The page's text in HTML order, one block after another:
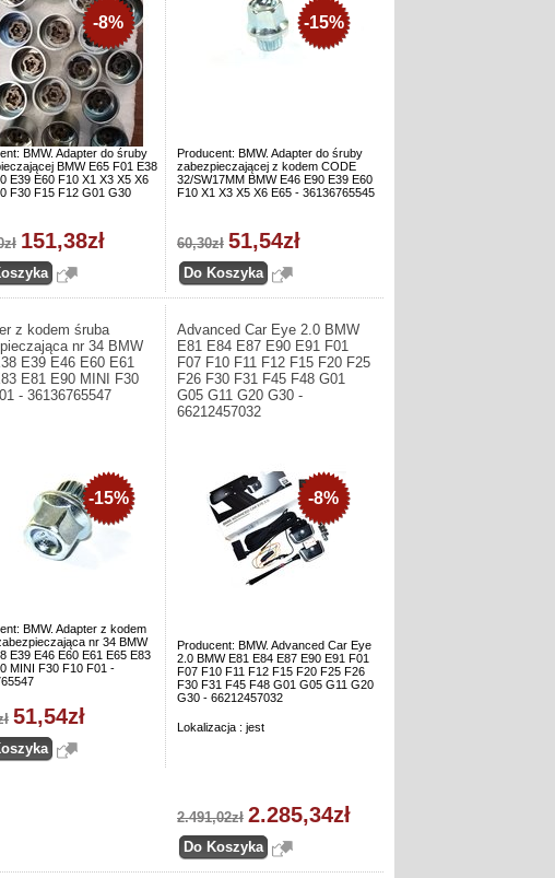
BMW. Adapter do śruby
BMW E65 F01 E38
E39 E60 F10 X1 X3 X5 X6
F30 F15 F12 G01 G30
-8%
151,38zł
Producent: BMW. Adapter do śruby
zabezpieczającej z kodem CODE
32/SW17MM BMW E46 E90 E39 E60
F10 X1 X3 X5 X6 E65 - 36136765545
-15%
60,30zł 51,54zł
z kodem śruba
nr 34 BMW
E39 E46 E60 E61
E81 E90 MINI F30
- 36136765547
BMW. Adapter z kodem
nr 34 BMW
E39 E46 E60 E61 E65 E83
MINI F30 F10 F01 -
-15%
51,54zł
Advanced Car Eye 2.0 BMW
E81 E84 E87 E90 E91 F01
F07 F10 F11 F12 F15 F20 F25
F26 F30 F31 F45 F48 G01
G05 G11 G20 G30 -
66212457032
Producent: BMW. Advanced Car Eye
2.0 BMW E81 E84 E87 E90 E91 F01
F07 F10 F11 F12 F15 F20 F25 F26
F30 F31 F45 F48 G01 G05 G11 G20
G30 - 66212457032
Lokalizacja : jest
-8%
2.491,02zł 2.285,34zł